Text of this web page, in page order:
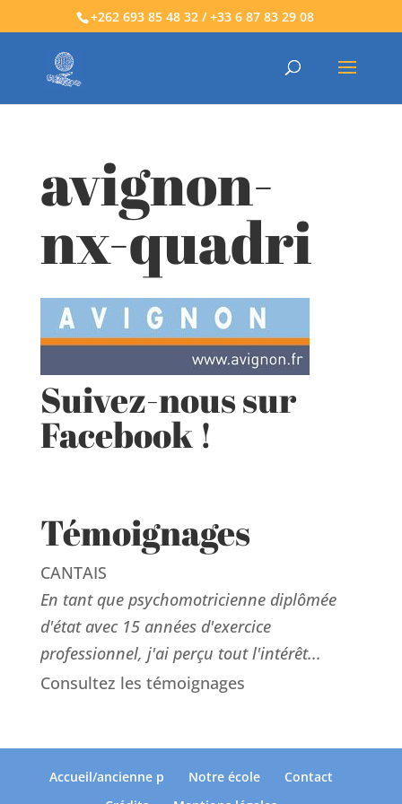
+262 693 85 48 32 / +33 6 87 83 29 08
avignon-
nx-quadri
Suivez-nous sur
Facebook !
Témoignages
CANTAIS
En tant que psychomotricienne diplômée
d'état avec 15 années d'exercice
professionnel, j'ai perçu tout l'intérêt...
Consultez les témoignages
Accueil/ancienne p Notre école
Contact